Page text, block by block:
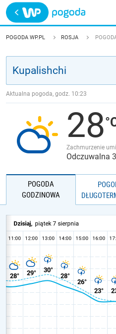
Trwa ładowanie
POLSKA
JAKOŚĆ POWIETRZA
POGODA WP.PL ROSJA
Aktualna pogoda, godz. 10:23
28
Zachmurzenie
Odczuwalna
POGODA
GODZINOWA